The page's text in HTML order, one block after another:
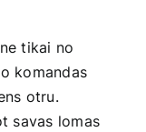
tikai no
komandas
otru.
savas lomas